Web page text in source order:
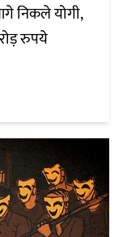
निकले योगी,
रुपये